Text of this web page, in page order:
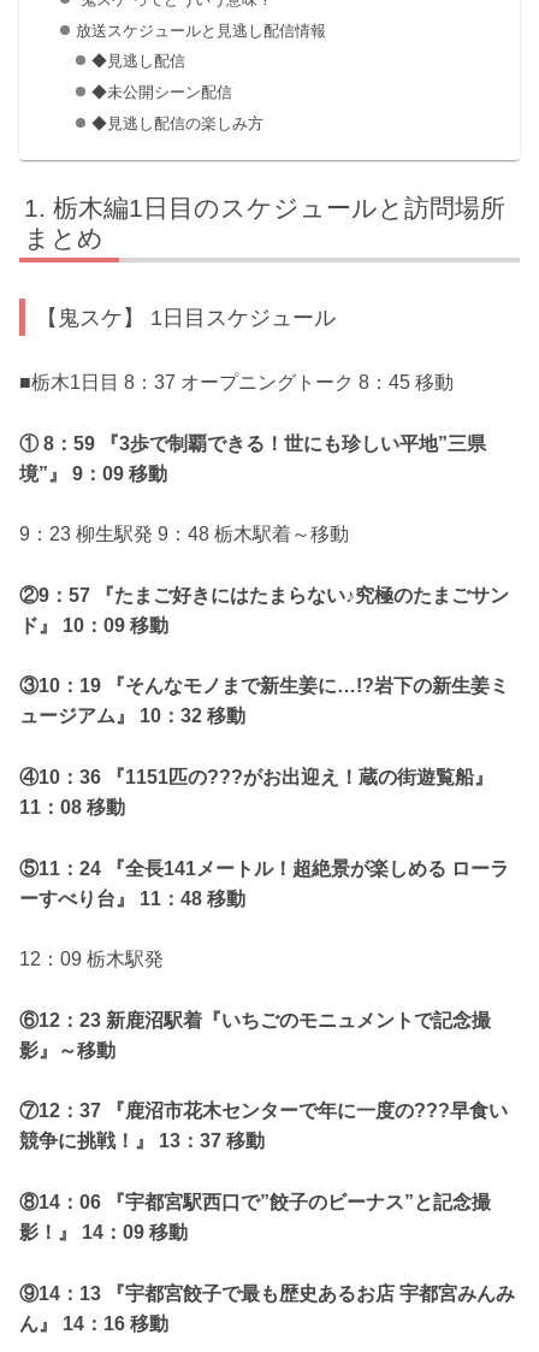
放送スケジュールと見逃し配信情報
◆見逃し配信
◆未公開シーン配信
◆見逃し配信の楽しみ方
栃木編1日目のスケジュールと訪問場所
まとめ
【鬼スケ】 1日目スケジュール
■栃木1日目 8：37 オープニングトーク 8：45 移動
① 8：59 『3歩で制覇できる！世にも珍しい平地”三県
境”』 9：09 移動
9：23 柳生駅発 9：48 栃木駅着～移動
②9：57 『たまご好きにはたまらない♪究極のたまごサン
ド』 10：09 移動
③10：19 『そんなモノまで新生姜に…!?岩下の新生姜ミ
ュージアム』 10：32 移動
④10：36 『1151匹の???がお出迎え！蔵の街遊覧船』
11：08 移動
⑤11：24 『全長141メートル！超絶景が楽しめる ローラ
ーすべり台』 11：48 移動
12：09 栃木駅発
⑥12：23 新鹿沼駅着『いちごのモニュメントで記念撮
影』～移動
⑦12：37 『鹿沼市花木センターで年に一度の???早食い
競争に挑戦！』 13：37 移動
⑧14：06 『宇都宮駅西口で”餃子のビーナス”と記念撮
影！』 14：09 移動
⑨14：13 『宇都宮餃子で最も歴史あるお店 宇都宮みんみ
ん』 14：16 移動